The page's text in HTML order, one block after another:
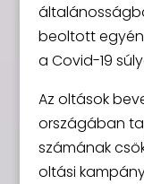
beoltott
a Covid-19
Az oltások
országában
számának
oltási